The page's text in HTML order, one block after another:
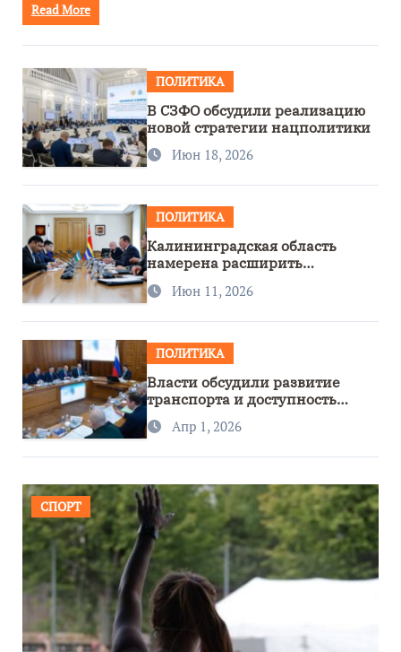
Read More
ПОЛИТИКА
В СЗФО обсудили реализацию
новой стратегии нацполитики
Июн 18, 2026
ПОЛИТИКА
Калининградская область
намерена расширить
сотрудничество с Узбекистаном
Июн 11, 2026
ПОЛИТИКА
Власти обсудили развитие
транспорта и доступность
региона
Апр 1, 2026
СПОРТ